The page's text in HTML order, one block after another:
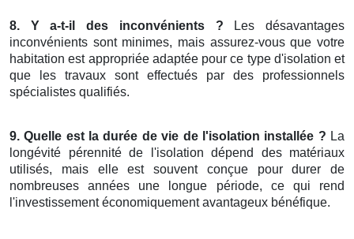
8. Y a-t-il des inconvénients ? Les désavantages
inconvénients sont minimes, mais assurez-vous que votre
habitation est appropriée adaptée pour ce type d'isolation et
que les travaux sont effectués par des professionnels
spécialistes qualifiés.
9. Quelle est la durée de vie de l'isolation installée ? La
longévité pérennité de l'isolation dépend des matériaux
utilisés, mais elle est souvent conçue pour durer de
nombreuses années une longue période, ce qui rend
l'investissement économiquement avantageux bénéfique.